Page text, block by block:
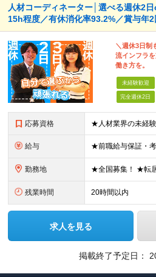
人材コーディネーター│選べる週休2
15h程度／有休消化率93.2%／賞与年2
＼週休3日制
流インフラ
働き方を。
未経験歓迎
完全週休2日
応募資格
給与
勤務地
残業時間 20時間以内
求人を見る
掲載終了予定日：